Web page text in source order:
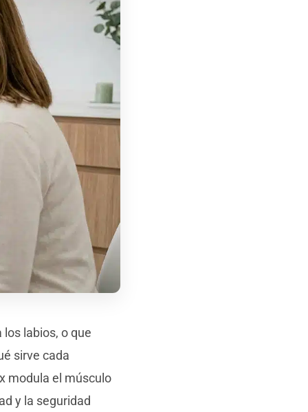
labios, o que
sirve cada
modula el músculo
y la seguridad